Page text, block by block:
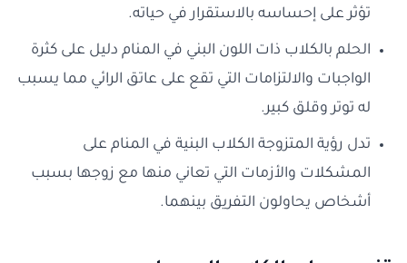
تؤثر على إحساسه بالاستقرار في حياته.
الحلم بالكلاب ذات اللون البني في المنام دليل على كثرة
الواجبات والالتزامات التي تقع على عاتق الرائي مما يسبب
له توتر وقلق كبير.
تدل رؤية المتزوجة الكلاب البنية في المنام على
المشكلات والأزمات التي تعاني منها مع زوجها بسبب
أشخاص يحاولون التفريق بينهما.